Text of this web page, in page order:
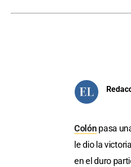
Colónpasa
le dio la
en el duro